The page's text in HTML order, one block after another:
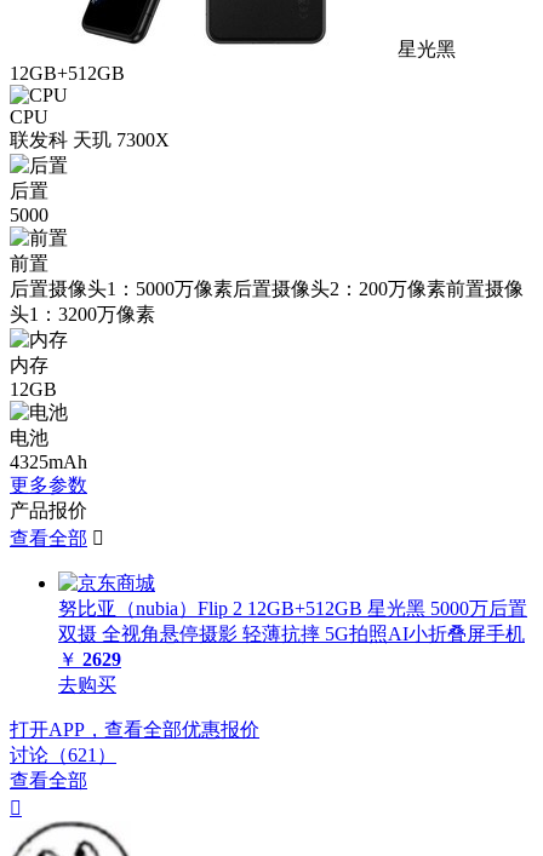
星光黑
12GB+512GB
CPU
联发科 天玑 7300X
后置
5000
前置
后置摄像头1：5000万像素后置摄像头2：200万像素前置摄像
头1：3200万像素
内存
12GB
电池
4325mAh
更多参数
产品报价
查看全部 
努比亚（nubia）Flip 2 12GB+512GB 星光黑 5000万后置
双摄 全视角悬停摄影 轻薄抗摔 5G拍照AI小折叠屏手机
￥ 2629
去购买
打开APP，查看全部优惠报价
讨论（621）
查看全部
